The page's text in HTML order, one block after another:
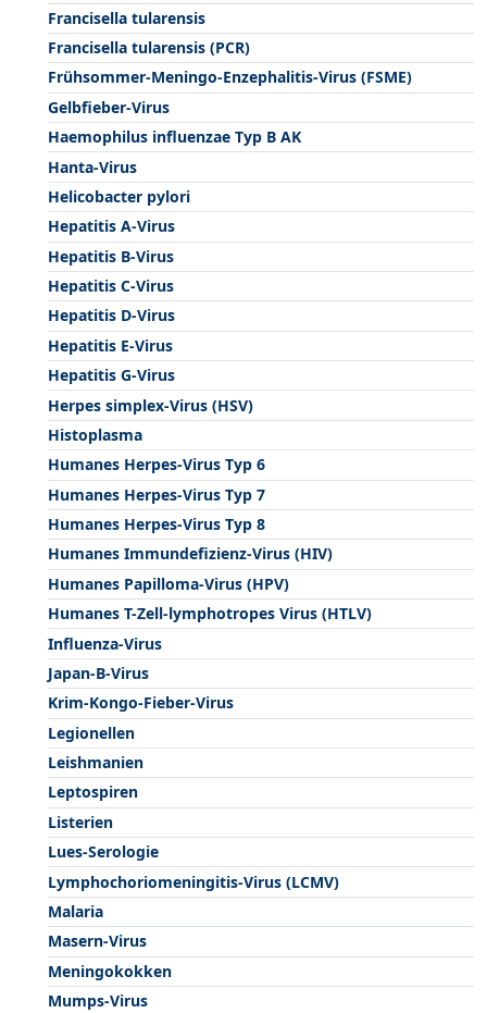
Francisella tularensis
Francisella tularensis (PCR)
Frühsommer-Meningo-Enzephalitis-Virus (FSME)
Gelbfieber-Virus
Haemophilus influenzae Typ B AK
Hanta-Virus
Helicobacter pylori
Hepatitis A-Virus
Hepatitis B-Virus
Hepatitis C-Virus
Hepatitis D-Virus
Hepatitis E-Virus
Hepatitis G-Virus
Herpes simplex-Virus (HSV)
Histoplasma
Humanes Herpes-Virus Typ 6
Humanes Herpes-Virus Typ 7
Humanes Herpes-Virus Typ 8
Humanes Immundefizienz-Virus (HIV)
Humanes Papilloma-Virus (HPV)
Humanes T-Zell-lymphotropes Virus (HTLV)
Influenza-Virus
Japan-B-Virus
Krim-Kongo-Fieber-Virus
Legionellen
Leishmanien
Leptospiren
Listerien
Lues-Serologie
Lymphochoriomeningitis-Virus (LCMV)
Malaria
Masern-Virus
Meningokokken
Mumps-Virus